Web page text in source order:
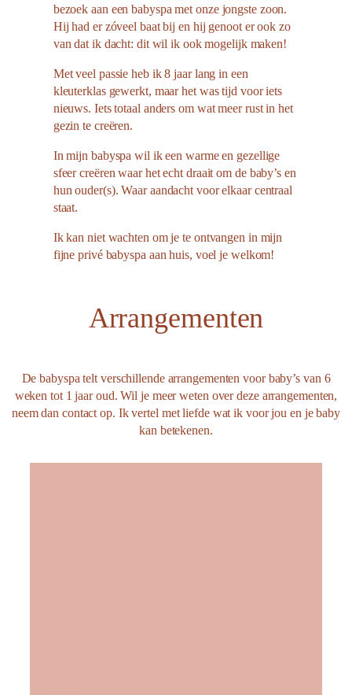
bezoek aan een babyspa met onze jongste zoon.
Hij had er zóveel baat bij en hij genoot er ook zo
van dat ik dacht: dit wil ik ook mogelijk maken!
Met veel passie heb ik 8 jaar lang in een
kleuterklas gewerkt, maar het was tijd voor iets
nieuws. Iets totaal anders om wat meer rust in het
gezin te creëren.
In mijn babyspa wil ik een warme en gezellige
sfeer creëren waar het echt draait om de baby’s en
hun ouder(s). Waar aandacht voor elkaar centraal
staat.
Ik kan niet wachten om je te ontvangen in mijn
fijne privé babyspa aan huis, voel je welkom!
Arrangementen
De babyspa telt verschillende arrangementen voor baby’s van 6
weken tot 1 jaar oud. Wil je meer weten over deze arrangementen,
neem dan contact op. Ik vertel met liefde wat ik voor jou en je baby
kan betekenen.